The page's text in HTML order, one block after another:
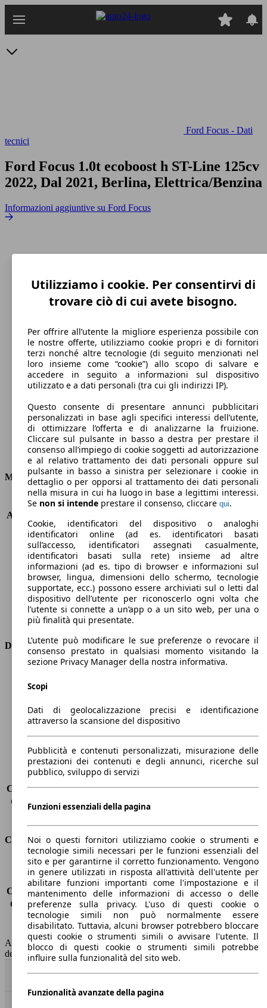
Ford Focus - Dati
tecnici
Ford Focus 1.0t ecoboost h ST-Line 125cv
2022, Dal 2021, Berlina, Elettrica/Benzina
Informazioni aggiuntive su Ford Focus
200 km/h
Velocità massima
Elettrica/Benzina
Carburante
Motore e Prestazioni
KW (PS)
92 kW (125 PS)
Accelerazione (0-100 km/h)
Velocità massima (km/h)
200 km/h
Numero di marce
6
Coppia
170 nm
Cilindrata
999 ccm
Carburante
Elettrica/Benzina
Cilindri
3
Trasmissione
Manuale
Tipo di trazione
trazione anteriore
Dimensioni
Lunghezza
Passo
2700 mm
Peso massimo
1895 kg
Carico massimo
-
Porte
5
Sedili
5
Carico sul tetto
-
Capacità di traino (senza freni) -
Capacità di traino (con freni)
1100 kg
392 - 1354 l
Consumi
Emissioni di CO2*
-
Consumo (urbano)
-
Consumo (extra-urbano) -
Consumo (combinato)*
-
Classe di emissione
Euro 6
Capacità del serbatoio
52 l
AutoScout24 non si assume alcuna responsabilità per la correttezza
dei dati.
Torna su
Utilizziamo i cookie. Per consentirvi di
trovare ciò di cui avete bisogno.
Per offrire all’utente la migliore esperienza possibile con
le nostre offerte, utilizziamo cookie propri e di fornitori
terzi nonché altre tecnologie (di seguito menzionati nel
loro insieme come “cookie”) allo scopo di salvare e
accedere in seguito a informazioni sul dispositivo
utilizzato e a dati personali (tra cui gli indirizzi IP).
Questo consente di presentare annunci pubblicitari
personalizzati in base agli specifici interessi dell’utente,
di ottimizzare l’offerta e di analizzarne la fruizione.
Cliccare sul pulsante in basso a destra per prestare il
consenso all’impiego di cookie soggetti ad autorizzazione
e al relativo trattamento dei dati personali oppure sul
pulsante in basso a sinistra per selezionare i cookie in
dettaglio o per opporsi al trattamento dei dati personali
nella misura in cui ha luogo in base a legittimi interessi.
Se non si intende prestare il consenso, cliccare qui.
Cookie, identificatori del dispositivo o analoghi
identificatori online (ad es. identificatori basati
sull’accesso, identificatori assegnati casualmente,
identificatori basati sulla rete) insieme ad altre
informazioni (ad es. tipo di browser e informazioni sul
browser, lingua, dimensioni dello schermo, tecnologie
supportate, ecc.) possono essere archiviati sul o letti dal
dispositivo dell’utente per riconoscerlo ogni volta che
l’utente si connette a un’app o a un sito web, per una o
più finalità qui presentate.
L’utente può modificare le sue preferenze o revocare il
consenso prestato in qualsiasi momento visitando la
sezione Privacy Manager della nostra informativa.
Scopi
Dati di geolocalizzazione precisi e identificazione
attraverso la scansione del dispositivo
Pubblicità e contenuti personalizzati, misurazione delle
prestazioni dei contenuti e degli annunci, ricerche sul
pubblico, sviluppo di servizi
Funzioni essenziali della pagina
Noi o questi fornitori utilizziamo cookie o strumenti e
tecnologie simili necessari per le funzioni essenziali del
sito e per garantirne il corretto funzionamento. Vengono
in genere utilizzati in risposta all'attività dell'utente per
abilitare funzioni importanti come l'impostazione e il
mantenimento delle informazioni di accesso o delle
preferenze sulla privacy. L'uso di questi cookie o
tecnologie simili non può normalmente essere
disabilitato. Tuttavia, alcuni browser potrebbero bloccare
questi cookie o strumenti simili o avvisare l'utente. Il
blocco di questi cookie o strumenti simili potrebbe
influire sulla funzionalità del sito web.
Funzionalità avanzate della pagina